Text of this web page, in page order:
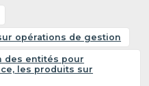
opérations de gestion
des entités pour
les produits sur